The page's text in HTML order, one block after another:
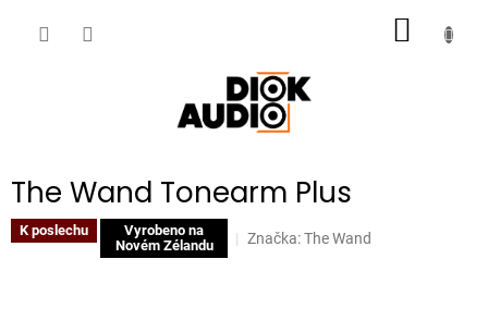
The Wand Tonearm Plus
K poslechu
Vyrobeno na
Novém Zélandu
Značka:The Wand